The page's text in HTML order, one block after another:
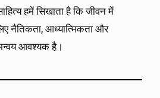
हमें सिखाता है कि जीवन में
नैतिकता, आध्यात्मिकता और
आवश्यक है।